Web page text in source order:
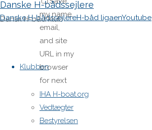
Danske H-bådssejlere
Dansk H-båd klub
Danske H-bådssejlereH-båd ligaenYoutube
Klubben
IHA H-boat.org
Vedtægter
Bestyrelsen
my name,
email,
and site
URL in my
browser
for next
time I
post a
comment.